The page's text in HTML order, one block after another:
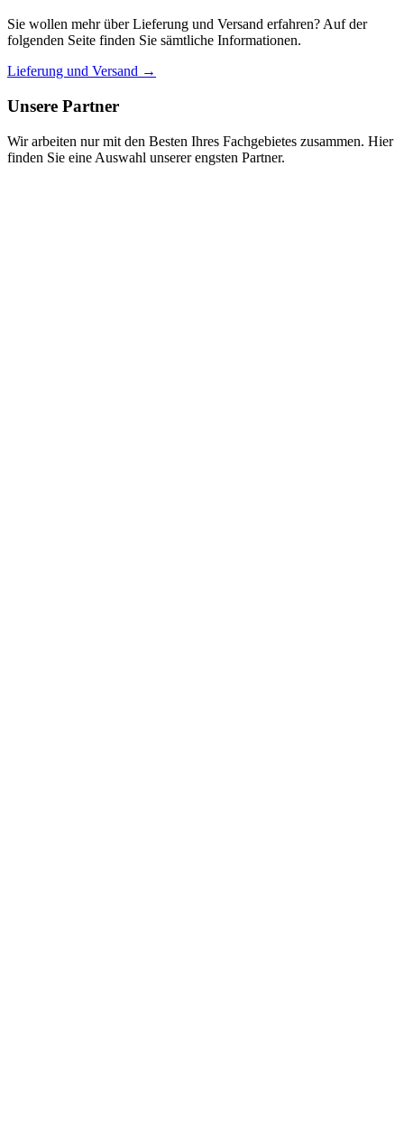
Sie wollen mehr über Lieferung und Versand erfahren? Auf der
folgenden Seite finden Sie sämtliche Informationen.
Lieferung und Versand →
Unsere Partner
Wir arbeiten nur mit den Besten Ihres Fachgebietes zusammen. Hier
finden Sie eine Auswahl unserer engsten Partner.